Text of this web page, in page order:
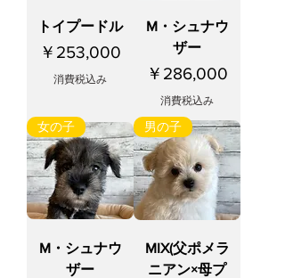
トイプードル
価格
￥253,000
消費税込み
M・シュナウ
ザー
価格
￥286,000
消費税込み
女の子
M・シュナウ
ザー
男の子
MIX(父ポメラ
ニアン×母プ